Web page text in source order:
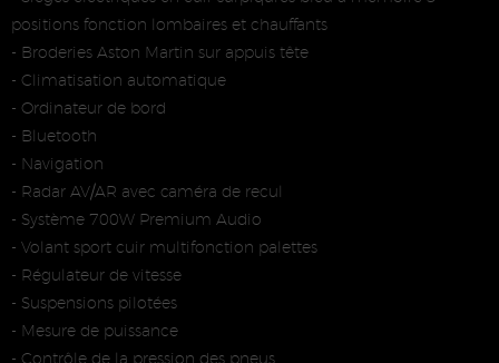
positions fonction lombaires et chauffants
- Broderies Aston Martin sur appuis tête
- Climatisation automatique
- Ordinateur de bord
- Bluetooth
- Navigation
- Radar AV/AR avec caméra de recul
- Système 700W Premium Audio
- Volant sport cuir multifonction palettes
- Régulateur de vitesse
- Suspensions pilotées
- Mesure de puissance
- Contrôle de la pression des pneus